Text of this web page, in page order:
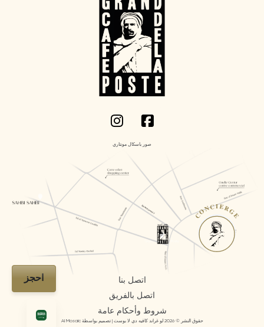
اتصل بنا
اتصل بالفريق
شروط وأحكام عامة
صور باسكال مونتاري
حقوق النشر © 2026 لو غراند كافيه دي لا بوست | تصميم بواسطة AI Mosaic
احجز
CONCIERGE